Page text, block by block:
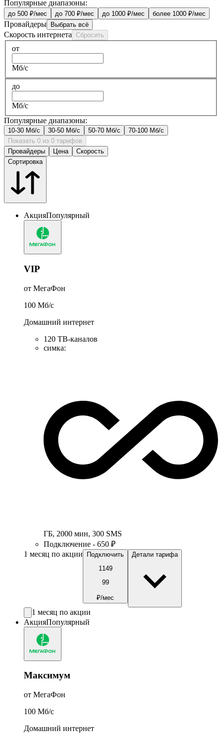
Популярные диапазоны:
до 500 ₽/мес до 700 ₽/мес до 1000 ₽/мес более 1000 ₽/мес
Провайдеры Выбрать всё
Скорость интернета Сбросить
от
Мб/с
до
Мб/с
Популярные диапазоны:
10-30 Мб/с 30-50 Мб/с 50-70 Мб/с
70-100 Мб/с
Показать 0 из 0 тарифов
Провайдеры
Цена
Скорость
Сортировка
АкцияПопулярный
VIP
от МегаФон
100 Мб/c
Домашний интернет
120 ТВ-каналов
симка:
ГБ, 2000 мин, 300 SMS
Подключение - 650 ₽
1 месяц по акции
Подключить
1149
99
₽/мес
Детали тарифа
1 месяц по акции
АкцияПопулярный
Максимум
от МегаФон
100 Мб/c
Домашний интернет